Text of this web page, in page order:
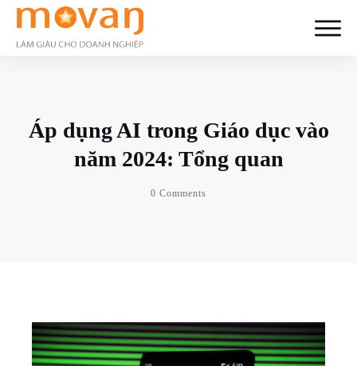
Áp dụng AI trong Giáo dục vào
năm 2024: Tổng quan
0 Comments